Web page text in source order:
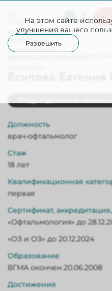
На этом сайте
улучшения вашего
Разрешить
Должность
врач-офтальмолог
Стаж
18 лет
Квалификационная
первая
Сертификат,
«Офтальмология» до
«ОЗ и ОЗ» до 20.12.2024
Образование
ВГМА окончен 20.06.2008
Достижения